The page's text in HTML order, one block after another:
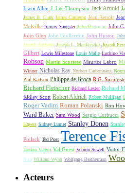
Irwin Allen J. Lee Thompson Jack Arnold
James B. Clark James Cameron Jean Renoir
Melville Jimmy Sangster John Boorman John
John Glen John Guillermin John Huston
Joseph Anthony Joseph L. Mankiewicz Joseph
Gilbert Lewis Milestone Louis Malle Luchino
Robson Martin Scorsese Maurice Labro
Winner Nicholas Ray Norbert Carbonnaux
Phil Karlson Philippe de Broca R.G.
Richard Fleischer Richard Lester Richard
Ridley Scott Robert Aldrich Robert Mulligan
Roger Vadim Roman Polanski Ron
Ward Baker Sam Wood Sergio Corbucci
Hayers Sidney Lumet Stanley Donen
Pollack Ted Post Terence
Tonino Valerii Val Guest Vernon Sewell Victor
Sica William Wyler Wolfgang Reitherman
Acteurs